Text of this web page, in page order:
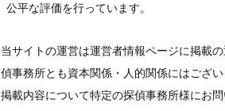
公平な評価を行っています。
当サイトの運営は運営者情報ページに掲載
偵事務所とも資本関係・人的関係にはござい
掲載内容について特定の探偵事務所様にお